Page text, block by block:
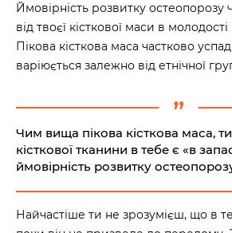
Ймовірність розвитку остеопорозу
від твоєї кісткової маси в
Пікова кісткова маса частково
варіюється залежно від етнічної
Чим вища пікова кісткова маса,
кісткової тканини в тебе є «в
ймовірність розвитку
Найчастіше ти не зрозумієш, що в